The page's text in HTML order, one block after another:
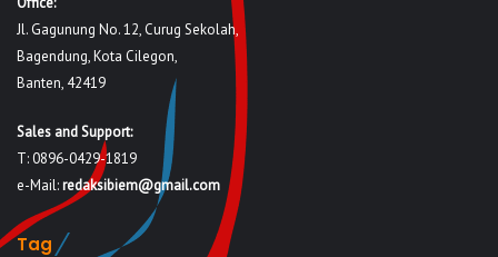
Jl. Gagunung No. 12, Curug Sekolah,
Bagendung, Kota Cilegon,
Banten, 42419
Sales and Support:
T: 0896-0429-1819
e-Mail:redaksibiem@gmail.com
Tag